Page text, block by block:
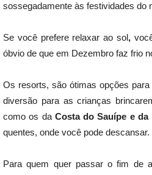
sossegadamente às festividades do
Se você prefere relaxar ao sol,
óbvio de que em Dezembro faz frio
Os resorts, são ótimas opções
diversão para as crianças
como os da Costa do Sauípe e da
quentes, onde você pode descansar.
Para quem quer passar o fim de